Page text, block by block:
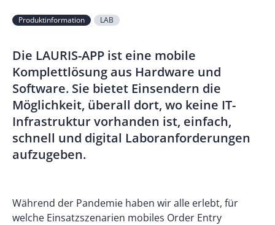
Produktinformation LAB
Die LAURIS-APP ist eine mobile
Komplettlösung aus Hardware und
Software. Sie bietet Einsendern die
Möglichkeit, überall dort, wo keine IT-
Infrastruktur vorhanden ist, einfach,
schnell und digital Laboranforderungen
aufzugeben.
Während der Pandemie haben wir alle erlebt, für
welche Einsatzszenarien mobiles Order Entry